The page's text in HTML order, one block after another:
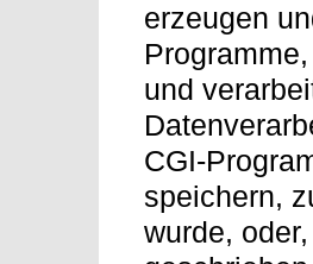
erzeugen
und
CGI-
speichern,
wurde,